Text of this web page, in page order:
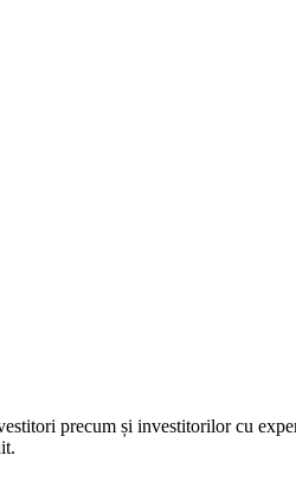
precum și investitorilor cu